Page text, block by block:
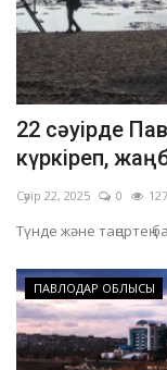
22 сәуірде
күркіреп,
Сәуір 22, 2025 0 127
Түнде және таңертең
ПАВЛОДАР ОБЛЫСЫ